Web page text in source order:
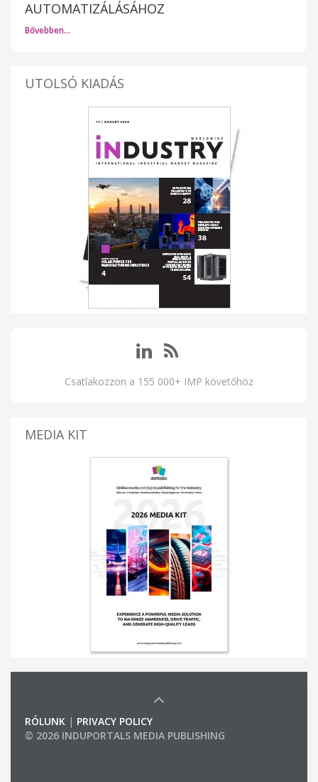
AUTOMATIZÁLÁSÁHOZ
Bővebben…
UTOLSÓ KIADÁS
Csatlakozzon a 155 000+ IMP követőhöz
MEDIA KIT
RÓLUNK | PRIVACY POLICY
© 2026 INDUPORTALS MEDIA PUBLISHING